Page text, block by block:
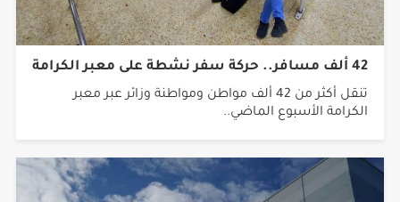
42 ألف مسافر.. حركة سفر نشطة على معبر الكرامة
تنقل أكثر من 42 ألف مواطن ومواطنة وزائر عبر معبر
الكرامة الأسبوع الماضي..